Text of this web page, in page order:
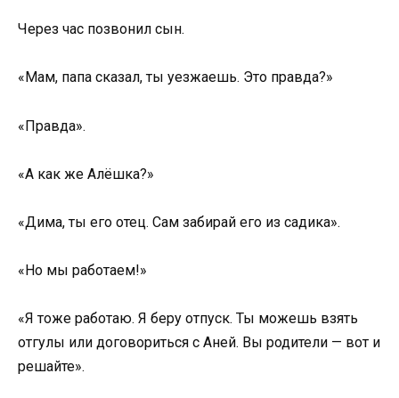
Через час позвонил сын.
«Мам, папа сказал, ты уезжаешь. Это правда?»
«Правда».
«А как же Алёшка?»
«Дима, ты его отец. Сам забирай его из садика».
«Но мы работаем!»
«Я тоже работаю. Я беру отпуск. Ты можешь взять
отгулы или договориться с Аней. Вы родители — вот и
решайте».